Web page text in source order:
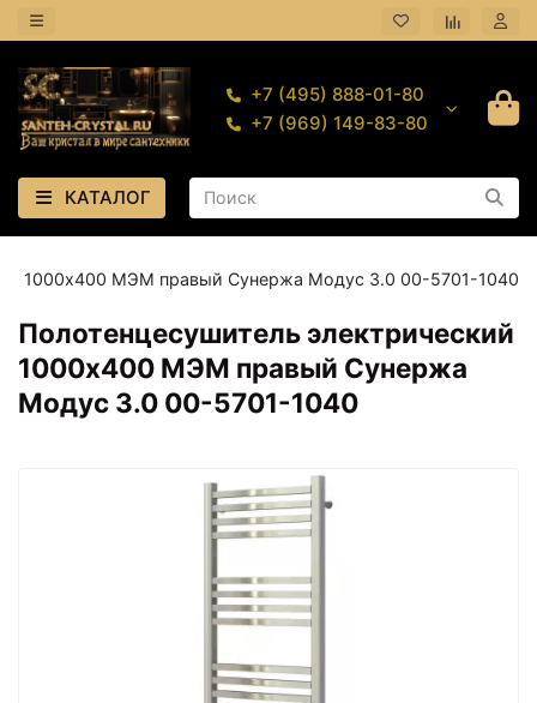
+7 (495) 888-01-80
+7 (969) 149-83-80
КАТАЛОГ
1000х400 МЭМ правый Сунержа Модус 3.0 00-5701-1040
Полотенцесушитель электрический
1000х400 МЭМ правый Сунержа
Модус 3.0 00-5701-1040